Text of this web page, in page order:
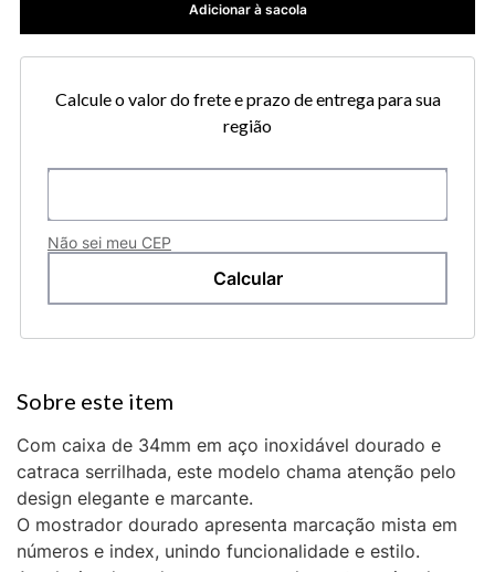
Adicionar à sacola
Calcule o valor do frete e prazo de entrega para sua
região
Não sei meu CEP
Com caixa de 34mm em aço inoxidável dourado e
catraca serrilhada, este modelo chama atenção pelo
design elegante e marcante.
O mostrador dourado apresenta marcação mista em
números e index, unindo funcionalidade e estilo.